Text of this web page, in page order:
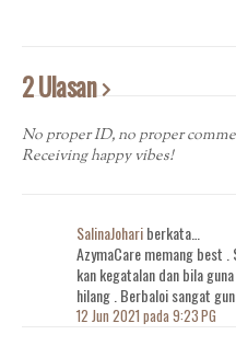
2 Ulasan
No proper ID, no proper
Receiving happy vibes!
SalinaJohariberkata…
AzymaCare memang best .
kan kegatalan dan bila
hilang . Berbaloi sangat
12 Jun 2021 pada 9:23 PG